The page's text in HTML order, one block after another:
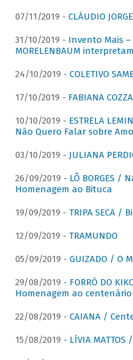
07/11/2019 - CLÁUDIO
31/10/2019 - Invento Mais –
MORELENBAUM
24/10/2019 - COLETIVO
17/10/2019 - FABIANA
10/10/2019 - ESTRELA
Não Quero Falar sobre
03/10/2019 - JULIANA
26/09/2019 - LÔ BORGES /
Homenagem ao Bituca
19/09/2019 - TRIPA SECA /
12/09/2019 - TRAMUNDO
05/09/2019 - GUIZADO / O
29/08/2019 - FORRÓ DO
Homenagem ao
22/08/2019 - CAIANA /
15/08/2019 - LÍVIA